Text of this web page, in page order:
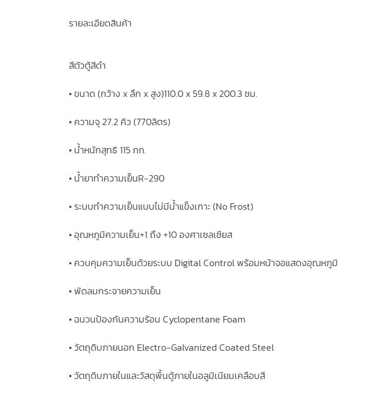
รายละเอียดสินค้า
สีตัวตู้สีดำ
• ขนาด (กว้าง x ลึก x สูง)110.0 x 59.8 x 200.3 ซม.
• ความจุ 27.2 คิว (770ลิตร)
• น้ำหนักสุทธิ 115 กก.
• น้ำยาทำความเย็นR-290
• ระบบทำความเย็นแบบไม่มีน้ำแข็งเกาะ (No Frost)
• อุณหภูมิความเย็น+1 ถึง +10 องศาเซลเซียส
• ควบคุมความเย็นด้วยระบบ Digital Control พร้อมหน้าจอแสดงอุณหภูมิ
• พัดลมกระจายความเย็น
• ฉนวนป้องกันความร้อน Cyclopentane Foam
• วัตถุดิบภายนอก Electro-Galvanized Coated Steel
• วัตถุดิบภายในและวัสดุพื้นตู้ภายในอลูมิเนียมเคลือบสี